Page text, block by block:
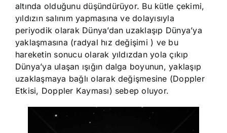
altında olduğunu düşündürüyor. Bu kütle çekimi,
yıldızın salınım yapmasına ve dolayısıyla
periyodik olarak Dünya’dan uzaklaşıp Dünya’ya
yaklaşmasına (radyal hız değişimi ) ve bu
hareketin sonucu olarak yıldızdan yola çıkıp
Dünya’ya ulaşan ışığın dalga boyunun, yaklaşıp
uzaklaşmaya bağlı olarak değişmesine (Doppler
Etkisi, Doppler Kayması) sebep oluyor.